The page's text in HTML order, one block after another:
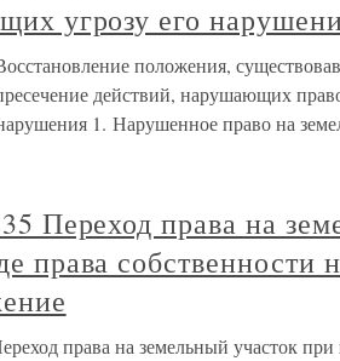
угрозу его
положения,
действий, нарушающих
1. Нарушенное право на
Переход права на
права собственности
права на земельный участок